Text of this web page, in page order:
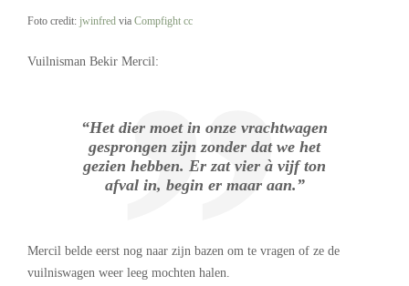
Foto credit: jwinfred via Compfight cc
Vuilnisman Bekir Mercil:
“Het dier moet in onze vrachtwagen
gesprongen zijn zonder dat we het
gezien hebben. Er zat vier à vijf ton
afval in, begin er maar aan.”
Mercil belde eerst nog naar zijn bazen om te vragen of ze de
vuilniswagen weer leeg mochten halen.